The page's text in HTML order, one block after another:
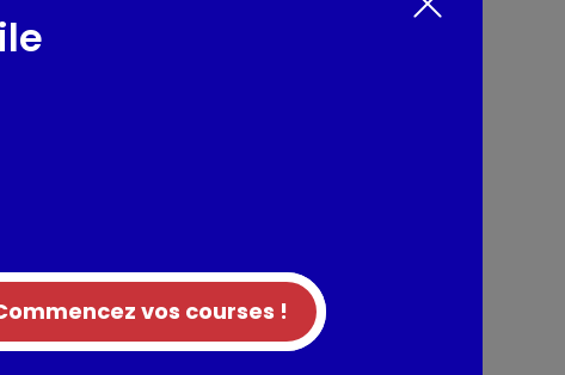
/ Allergènes
pâte de cacao, colorant : E150a, beurre de
naturel, stabilisants : farine de graines de
traces de fruits à coque.
vos courses !